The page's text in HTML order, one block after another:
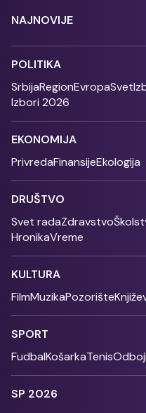
NAJNOVIJE
POLITIKA
SrbijaRegionEvropaSvet
Izbori 2026
EKONOMIJA
PrivredaFinansijeEkologija
DRUŠTVO
Svet radaZdravstvo
HronikaVreme
KULTURA
FilmMuzikaPozorište
SPORT
FudbalKošarkaTenis
SP 2026